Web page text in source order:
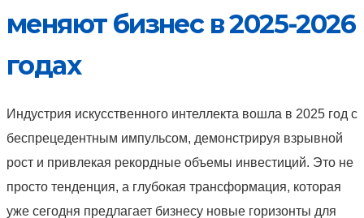
меняют бизнес в 2025-2026
годах
Индустрия искусственного интеллекта вошла в 2025 год с
беспрецедентным импульсом, демонстрируя взрывной
рост и привлекая рекордные объемы инвестиций. Это не
просто тенденция, а глубокая трансформация, которая
уже сегодня предлагает бизнесу новые горизонты для